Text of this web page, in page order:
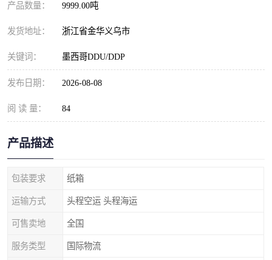
产品数量： 9999.00吨
发货地址： 浙江省金华义乌市
关键词： 墨西哥DDU/DDP
发布日期： 2026-08-08
阅 读 量： 84
产品描述
包装要求 纸箱
运输方式 头程空运 头程海运
可售卖地 全国
服务类型 国际物流